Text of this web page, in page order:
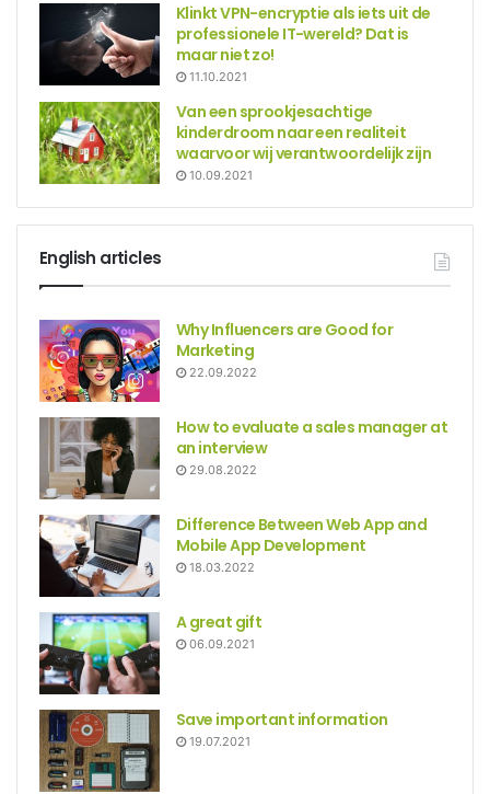
Klinkt VPN-encryptie als iets uit de
professionele IT-wereld? Dat is
maar niet zo!
11.10.2021
Van een sprookjesachtige
kinderdroom naar een realiteit
waarvoor wij verantwoordelijk zijn
10.09.2021
English articles
Why Influencers are Good for
Marketing
22.09.2022
How to evaluate a sales manager at
an interview
29.08.2022
Difference Between Web App and
Mobile App Development
18.03.2022
A great gift
06.09.2021
Save important information
19.07.2021